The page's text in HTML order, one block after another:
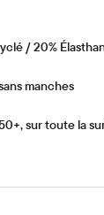
/ 20%
manches
sur toute la